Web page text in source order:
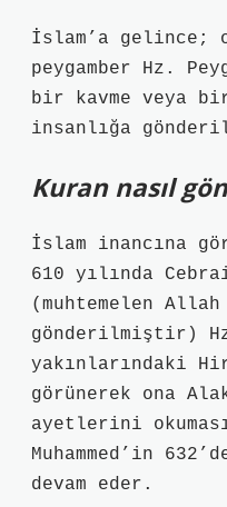
İslam’a gelince;
peygamber Hz.
bir kavme veya
insanlığa
Kuran nasıl
İslam inancına
610 yılında
(muhtemelen
gönderilmiştir) Hz.
yakınlarındaki
görünerek ona
ayetlerini
Muhammed’in
devam eder.